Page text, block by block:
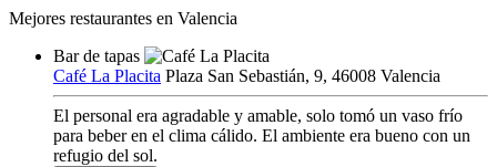
Mejores restaurantes en Valencia
Bar de tapas
Café La Placita Plaza San Sebastián, 9, 46008 Valencia
El personal era agradable y amable, solo tomó un vaso frío
para beber en el clima cálido. El ambiente era bueno con un
refugio del sol.